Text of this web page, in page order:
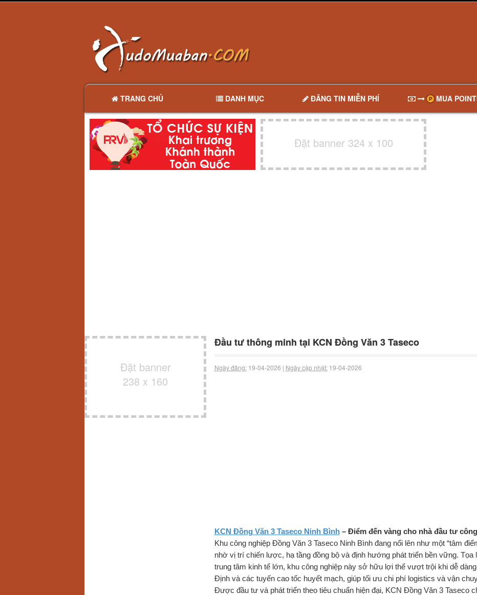
TRANG CHỦ DANH MỤC ĐĂNG TIN MIỄN PHÍ MUA
Đặt banner 324 x 100
Đặt banner
238 x 160
Đầu tư thông minh tại KCN Đồng Văn 3 Taseco
Ngày đăng:19-04-2026 | Ngày cập nhật:19-04-2026
KCN Đồng Văn 3 Taseco Ninh Bình– Điểm đến vàng cho nhà đầu tư
Khu công nghiệp Đồng Văn 3 Taseco Ninh Bình đang nổi lên như một “tâm
nhờ vị trí chiến lược, hạ tầng đồng bộ và định hướng phát triển bền vững.
trung tâm kinh tế lớn, khu công nghiệp này sở hữu lợi thế vượt trội khi dễ
Định và các tuyến cao tốc huyết mạch, giúp tối ưu chi phí logistics và vận
Được đầu tư và phát triển theo tiêu chuẩn hiện đại, KCN Đồng Văn 3 Taseco